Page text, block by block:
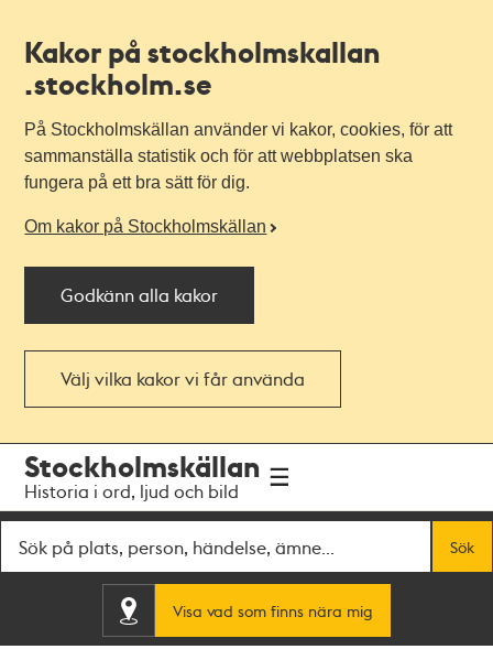
Kakor på stockholmskallan
.stockholm.se
På Stockholmskällan använder vi kakor, cookies, för att
sammanställa statistik och för att webbplatsen ska
fungera på ett bra sätt för dig.
Om kakor på Stockholmskällan
Godkänn alla kakor
Välj vilka kakor vi får använda
navigationen
huvudinnehållet
Stockholmskällan
Historia i ord, ljud och bild
Sök
Visa vad som finns nära mig